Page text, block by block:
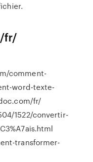
fr/
comment-
word-texte-
fr/
1522/convertir-
transformer-